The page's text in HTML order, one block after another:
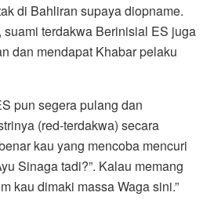
di Bahliran supaya diopname.
suami terdakwa Berinisial ES juga
dan mendapat Khabar pelaku
pun segera pulang dan
(red-terdakwa) secara
kau yang mencoba mencuri
Sinaga tadi?”. Kalau memang
kau dimaki massa Waga sini.”